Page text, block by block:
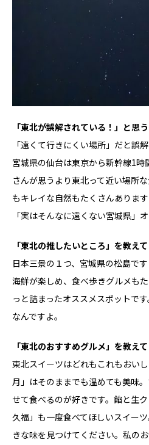
――「東北が誤解されている！」と思
「遠くて行きにくい場所」だと誤
宮城県の仙台は東京から新幹線1
さんが思うより東北って近い場所
もキレイな自然もたくさんありま
「実はそんなに遠くない宮城県」
――「東北の推したいところ」を教え
日本三景の１つ、宮城県の松島で
海鮮が楽しめ、食べ歩きグルメも
っと詰まったオススメスポットで
なんですよ。
――「東北のおすすめグルメ」を教え
東北スイーツはどれもこれもおい
月」はそのままでも温めても美味
せて食べるのが好きです。餡と生
久福」も一度食べてほしいスイー
きな味を見つけてください。私の